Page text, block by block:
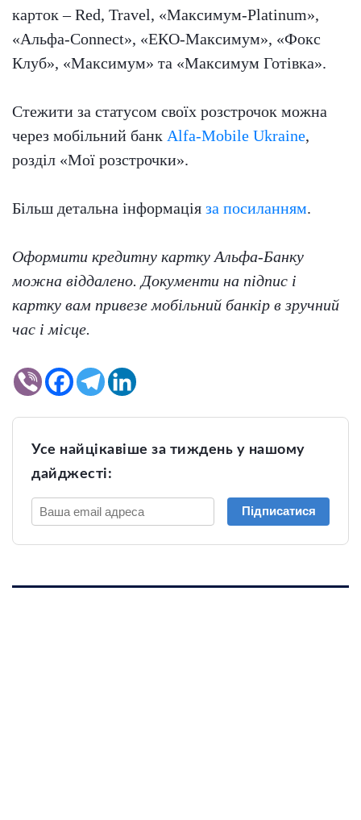
карток – Red, Travel, «Максимум-Platinum»,
«Альфа-Connect», «ЕКО-Максимум», «Фокс
Клуб», «Максимум» та «Максимум Готівка».
Стежити за статусом своїх розстрочок можна
через мобільний банк Alfa-Mobile Ukraine,
розділ «Мої розстрочки».
Більш детальна інформація за посиланням.
Оформити кредитну картку Альфа-Банку
можна віддалено. Документи на підпис і
картку вам привезе мобільний банкір в зручний
час і місце.
Усе найцікавіше за тиждень у нашому
дайджесті:
Підписатися